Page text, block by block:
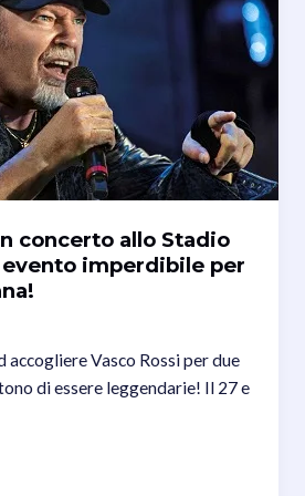
concerto allo Stadio
imperdibile per
accogliere Vasco Rossi per due
di essere leggendarie! Il 27 e